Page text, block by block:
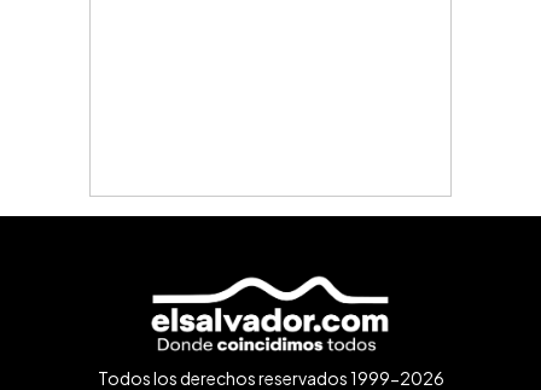
Todos los derechos reservados 1999-2026